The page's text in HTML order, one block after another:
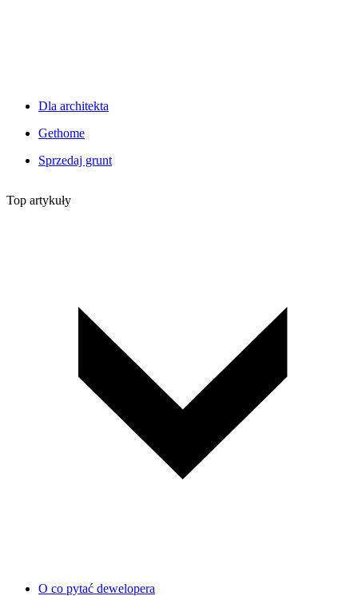
Dla architekta
Gethome
Sprzedaj grunt
Top artykuły
O co pytać dewelopera